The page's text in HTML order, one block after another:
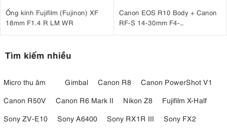
Ống kính Fujifilm (Fujinon) XF
18mm F1.4 R LM WR
Canon EOS R10 Body + Canon
RF-S 14-30mm F4-
Tìm kiếm nhiều
Micro thu âm Gimbal Canon R8
Canon PowerShot V1
Canon R50V
Canon R6 Mark II Nikon Z8
Fujifilm X-Half
Sony ZV-E10
Sony A6400 Sony RX1R III
Sony FX2